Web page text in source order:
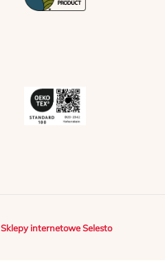
Sklepy internetowe Selesto